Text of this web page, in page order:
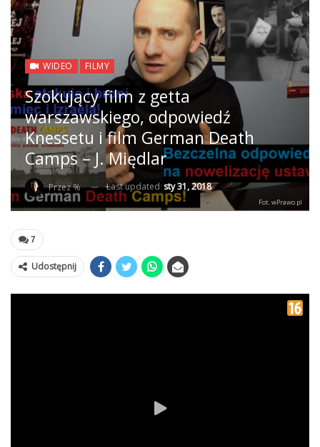
WIDEO FILMY
Szokujący film z getta
warszawskiego, odpowiedź
Knessetu i film German Death
Camps – J. Międlar
Przez % Last updated sty 31, 2018
Fot. wPrawo.pl
7
Udostępnij